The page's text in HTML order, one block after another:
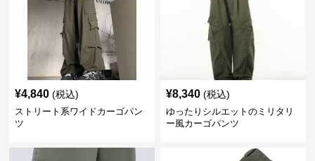
¥4,840 (税込)
ストリート系ワイドカーゴパン
ツ
¥8,340 (税込)
ゆったりシルエットのミリタリ
ー風カーゴパンツ